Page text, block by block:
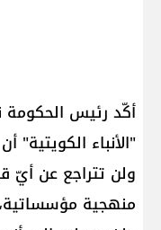
أكّد رئيس
"الأنباء
ولن تتراجع عن أيّ
منهجية مؤسساتية،